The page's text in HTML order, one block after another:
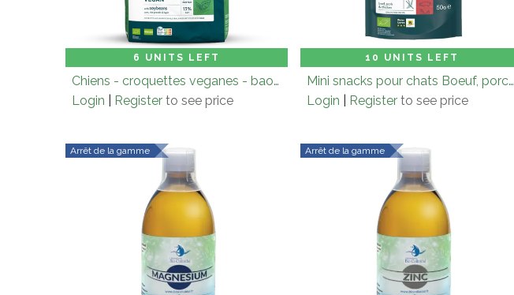
6 UNITS LEFT
Carton (× 3.0) Add to Cart
Chiens - croquettes veganes - baobab & huile de coco - 2kg
Login
Register to see price
10 UNITS LEFT
Carton (× 10.0) Add to Cart
Mini snacks pour chats Boeuf, porc et poulet 50gr
Login
Register to see price
Arrêt de la gamme Arrêt de la gamme